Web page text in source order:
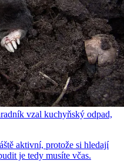
vzal kuchyňský odpad,
aktivní, protože si hledají
je tedy musíte včas.